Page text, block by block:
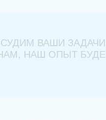
ВАШИ
НАШ ОПЫТ